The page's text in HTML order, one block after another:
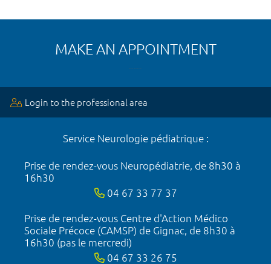
MAKE AN APPOINTMENT
Login to the professional area
Service Neurologie pédiatrique :
Prise de rendez-vous Neuropédiatrie, de 8h30 à
16h30
04 67 33 77 37
Prise de rendez-vous Centre d'Action Médico
Sociale Précoce (CAMSP) de Gignac, de 8h30 à
16h30 (pas le mercredi)
04 67 33 26 75